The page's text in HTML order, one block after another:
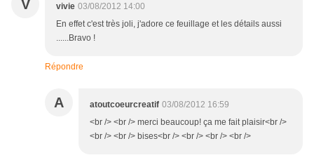
V vivie 03/08/2012 14:00
En effet c'est très joli, j'adore ce feuillage et les détails aussi
......Bravo !
Répondre
A atoutcoeurcreatif 03/08/2012 16:59
<br /> <br /> merci beaucoup! ça me fait plaisir<br />
<br /> <br /> bises<br /> <br /> <br /> <br />